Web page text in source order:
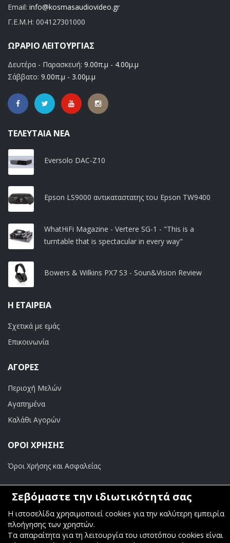
Email: info@kosmasaudiovideo.gr
Γ.Ε.Μ.Η: 004127301000
ΩΡΆΡΙΟ ΛΕΙΤΟΥΡΓΊΑΣ
Δευτέρα - Παρασκευή: 9.00π.μ - 4.00μ.μ
Σάββατο: 9.00π.μ - 3.00μ.μ
ΤΕΛΕΥΤΑΊΑ ΝΈΑ
Eversolo DAC-Z10
Epson LS9000 αντικαταστατης του Epson TW9400
WhatHiFi Magazine - Vertere SG-1 - "This is a
turntable that is spectacular in every way"
Bowers & Wilkins PX7 S3 - Soun&Vision Review
Η ΕΤΑΙΡΕΊΑ
Σχετικά με εμάς
Επικοινωνία
ΑΓΟΡΈΣ
Περιοχή Μελών
Αγαπημένα
Καλάθι Αγορών
ΟΡΟΙ ΧΡΗΣΗΣ
Όροι Χρήσης και Ασφαλείας
ΠΛΗΡΩΜΕΣ
Τραπεζικοί Λογαριασμοί
Σεβόμαστε την ιδιωτικότητά σας
Η ιστοσελίδα χρησιμοποιεί cookies για την καλύτερη εμπειρία
πλοήγησης των χρηστών.
Τα απαραίτητα για τη λειτουργία του ιστοτόπου cookies είναι